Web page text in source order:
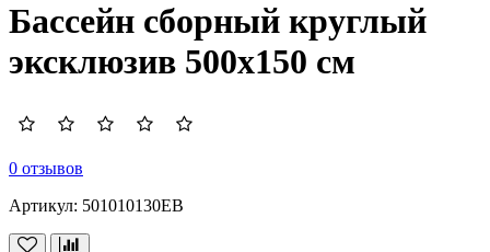
Бассейн сборный круглый
эксклюзив 500х150 см
0 отзывов
Артикул: 501010130ЕВ